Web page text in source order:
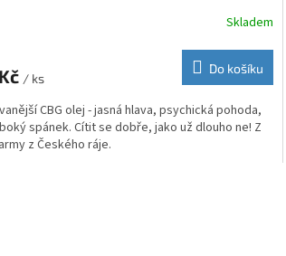
Skladem
/ ks
Do košíku
CBG olej - jasná hlava, psychická pohoda,
spánek. Cítit se dobře, jako už dlouho ne! Z
z Českého ráje.